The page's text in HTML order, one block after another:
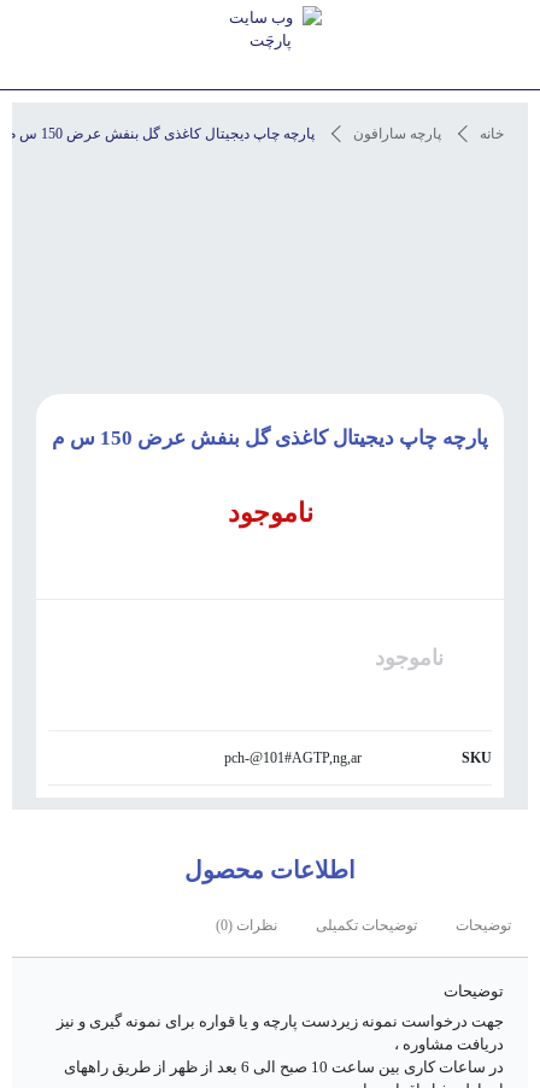
خانه پارچه سارافون پارچه چاپ دیجیتال کاغذی گل بنفش عرض 150 س م
پارچه چاپ دیجیتال کاغذی گل بنفش عرض 150 س م
ناموجود
ناموجود
SKU
pch-@101#AGTP,ng,ar
اطلاعات محصول
توضیحات توضیحات تکمیلی نظرات (0)
توضیحات
جهت درخواست نمونه زیردست پارچه و یا قواره برای نمونه گیری و نیز
دریافت مشاوره ،
در ساعات کاری بین ساعت 10 صبح الی 6 بعد از ظهر از طریق راههای
استعلام آخرین قیمت و مشاوره